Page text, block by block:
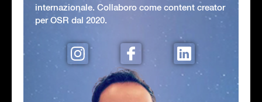
internazionale. Collaboro come content creator
per OSR dal 2020.